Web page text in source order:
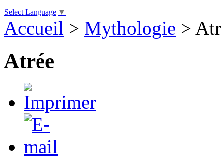
Select Language ▼
Accueil > Mythologie >
Atrée